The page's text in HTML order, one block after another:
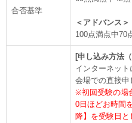
合否基準
＜アドバンス＞
100点満点中70
[申し込み方法
インターネッ
会場での直接申
※初回受験の場
0日ほどお時間
降】を受験日と